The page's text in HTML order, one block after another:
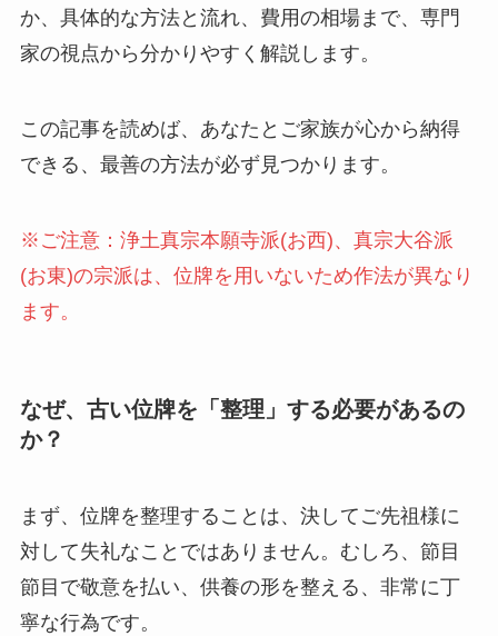
か、具体的な方法と流れ、費用の相場まで、専門
家の視点から分かりやすく解説します。
この記事を読めば、あなたとご家族が心から納得
できる、最善の方法が必ず見つかります。
※ご注意：浄土真宗本願寺派(お西)、真宗大谷派
(お東)の宗派は、位牌を用いないため作法が異なり
ます。
なぜ、古い位牌を「整理」する必要があるの
か？
まず、位牌を整理することは、決してご先祖様に
対して失礼なことではありません。むしろ、節目
節目で敬意を払い、供養の形を整える、非常に丁
寧な行為です。